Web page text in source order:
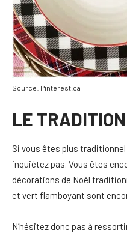
Source: Pinterest.ca
LE
Si vous êtes plus
inquiétez pas. Vous êtes
décorations de Noël
et vert flamboyant sont
N’hésitez donc pas à